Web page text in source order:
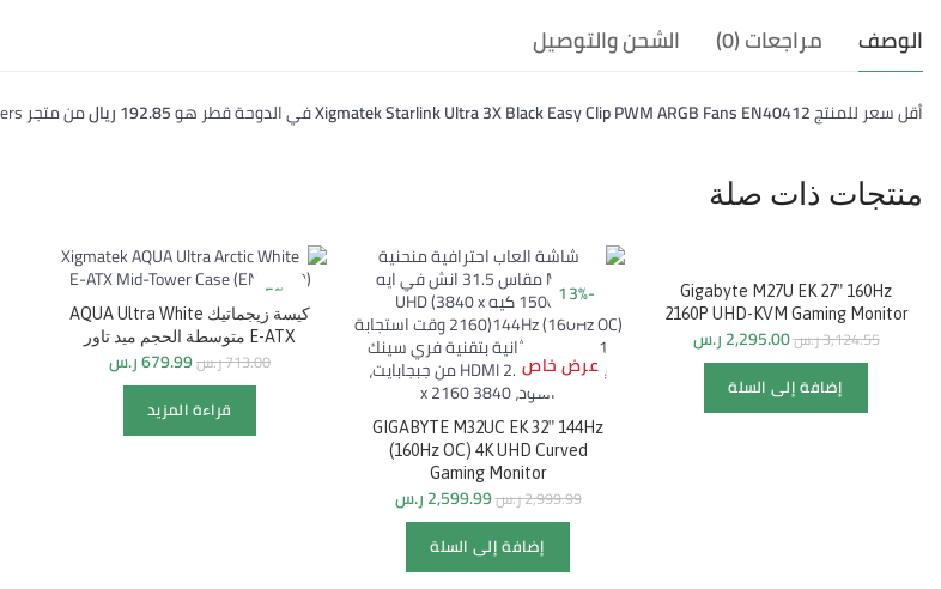
الوصف مراجعات (0) الشحن والتوصيل
أقل سعر للمنتجXigmatek Starlink Ultra 3X Black Easy Clip PWM ARGB Fans EN40412في الدوحة قطر هو192.85 ريال من متجر GCC Gamers.
منتجات ذات صلة
-27%
عرض خاص
Gigabyte M27U EK 27″ 160Hz
2160P UHD-KVM Gaming Monitor
3,124.55ر.س2,295.00ر.س
إضافة إلى السلة
-13%
عرض خاص
GIGABYTE M32UC EK 32″ 144Hz
(160Hz OC) 4K UHD Curved
Gaming Monitor
2,999.99ر.س2,599.99ر.س
إضافة إلى السلة
SOLD
كيسة زيجماتيك AQUA Ultra White
E-ATX متوسطة الحجم ميد تاور
713.00ر.س679.99ر.س
قراءة المزيد